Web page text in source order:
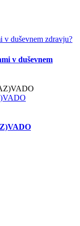
v duševnem zdravju?
v duševnem